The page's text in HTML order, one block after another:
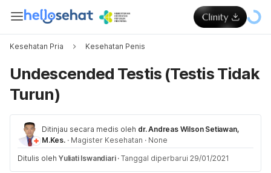
Kesehatan Pria Kesehatan Penis
Undescended Testis (Testis Tidak
Turun)
Ditinjau secara medis oleh dr. Andreas Wilson Setiawan,
M.Kes. · Magister Kesehatan · None
Ditulis oleh Yuliati Iswandiari · Tanggal diperbarui 29/01/2021